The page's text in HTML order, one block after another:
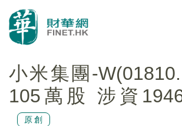
小米集團-
105萬股 涉資
原創